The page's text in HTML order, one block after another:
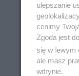
ulepszanie
cenimy
Zgoda jest
się w lewym
ale masz
witrynie.